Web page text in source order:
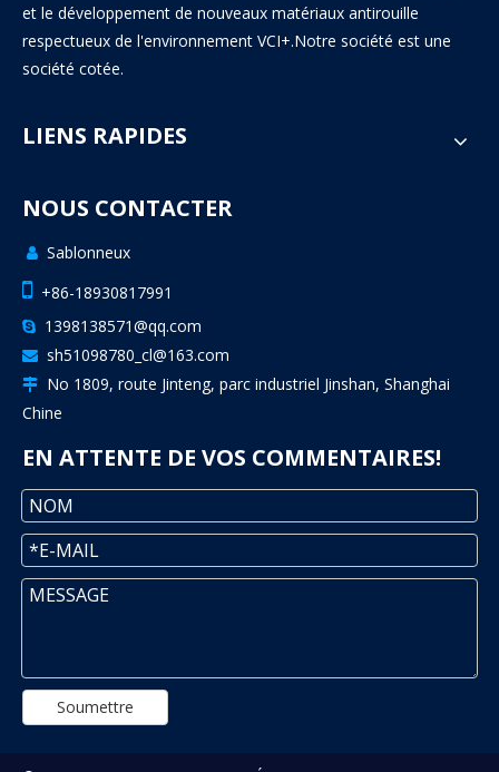
et le développement de nouveaux matériaux antirouille
respectueux de l'environnement VCI+.Notre société est une
société cotée.
LIENS RAPIDES
NOUS CONTACTER
 Sablonneux
 +86-18930817991
 1398138571@qq.com
 sh51098780_cl@163.com

No 1809, route Jinteng, parc industriel Jinshan, Shanghai
Chine
EN ATTENTE DE VOS COMMENTAIRES!
Soumettre